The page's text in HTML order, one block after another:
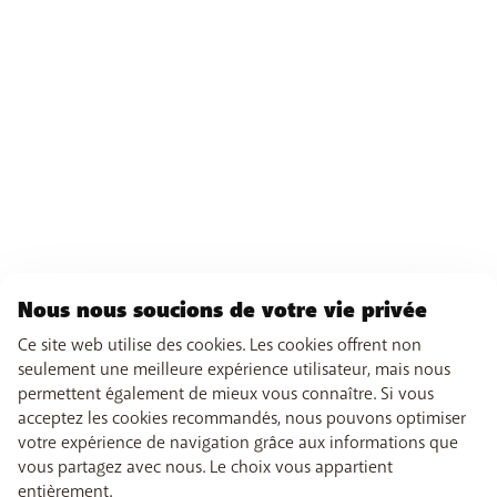
Nous nous soucions de votre vie privée
Ce site web utilise des cookies. Les cookies offrent non
seulement une meilleure expérience utilisateur, mais nous
permettent également de mieux vous connaître. Si vous
acceptez les cookies recommandés, nous pouvons optimiser
votre expérience de navigation grâce aux informations que
vous partagez avec nous. Le choix vous appartient
entièrement.